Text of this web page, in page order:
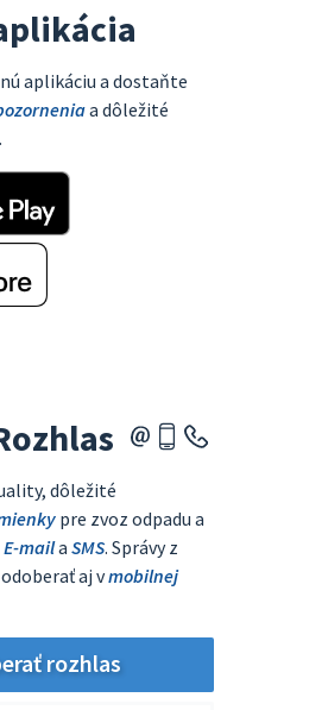
aplikáciu a dostaňte
a dôležité
dôležité
pre zvoz odpadu a
E-maila SMS. Správy z
aj vmobilnej
rozhlas